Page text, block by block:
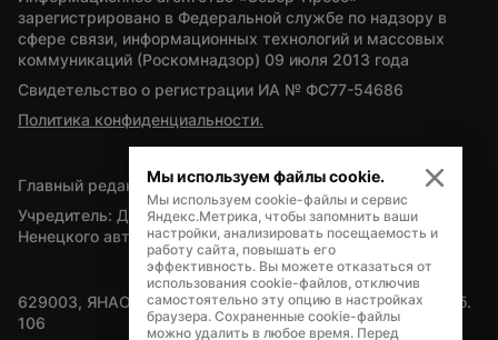
зарегистрировано в Федеральной службе по надзору в
сфере связи, информационных технологий и массовых
коммуникаций (Роскомнадзор) 09 июля 2013 года
Свидетельство о регистрации ИА № ФС77-54686
Политика конфиденциальности.
Главный редактор — А.Л. Поздеев
Учредитель: Департамент внутренней политики Ямало-
Ненецкого автономного округа
629003, ЯНАО, Салехард, мкр. Богдана Кнунянца, д.1, каб.
106
Мы используем файлы cookie.
Мы используем cookie-файлы и сервис
Яндекс.Метрика, чтобы запомнить ваши
настройки, анализировать посещаемость и
работу сайта, повышать его
эффективность. Вы можете отказаться от
использования cookie-файлов, отключив
самостоятельно эту опцию в настройках
браузера. Сохраненные cookie-файлы
можно удалить в любое время. Перед